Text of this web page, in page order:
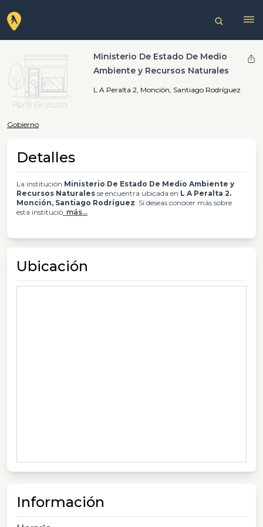
Ministerio De Estado De Medio
Ambiente y Recursos Naturales
L A Peralta 2, Monción, Santiago Rodríguez
Gobierno
Detalles
La institución Ministerio De Estado De Medio Ambiente y
Recursos Naturales se encuentra ubicada en L A Peralta 2.
Monción, Santiago Rodríguez. Si deseas conocer más sobre
esta institució más...
Ubicación
Información